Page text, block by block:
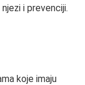
i prevenciji.
koje imaju